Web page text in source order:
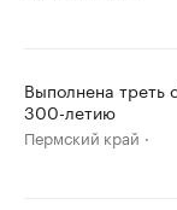
Выполнена треть
300-летию
Пермский край